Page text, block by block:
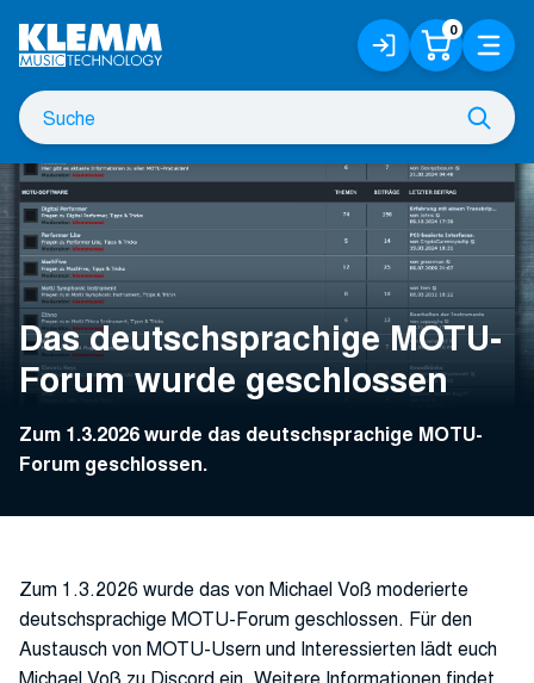
Hauptinhalt
Suche
nach
Anmelden
/
Registrieren
0 Menü
Das deutschsprachige MOTU-
Forum wurde geschlossen
Zum 1.3.2026 wurde das deutschsprachige MOTU-
Forum geschlossen.
Zum 1.3.2026 wurde das von Michael Voß moderierte
deutschsprachige MOTU-Forum geschlossen. Für den
Austausch von MOTU-Usern und Interessierten lädt euch